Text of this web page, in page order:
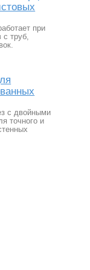
при
с труб,
с двойными
точного и